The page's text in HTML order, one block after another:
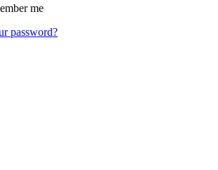
me
password?